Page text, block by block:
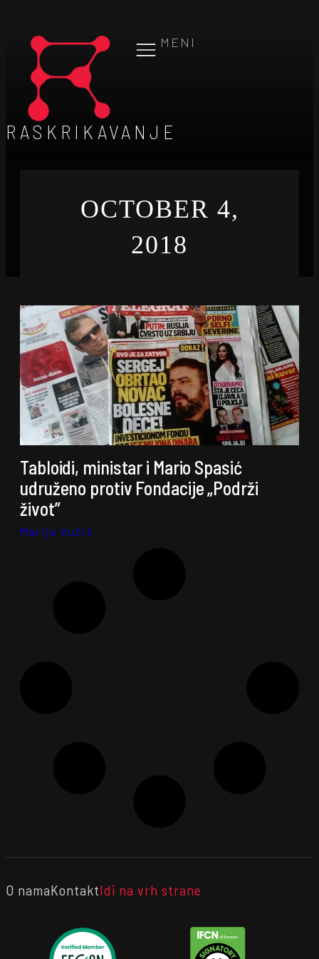
MENI
RASKRIKAVANJE
OCTOBER 4,
2018
Tabloidi, ministar i Mario Spasić
udruženo protiv Fondacije „Podrži
život”
Marija Vučić
O namaKontaktIdi na vrh strane